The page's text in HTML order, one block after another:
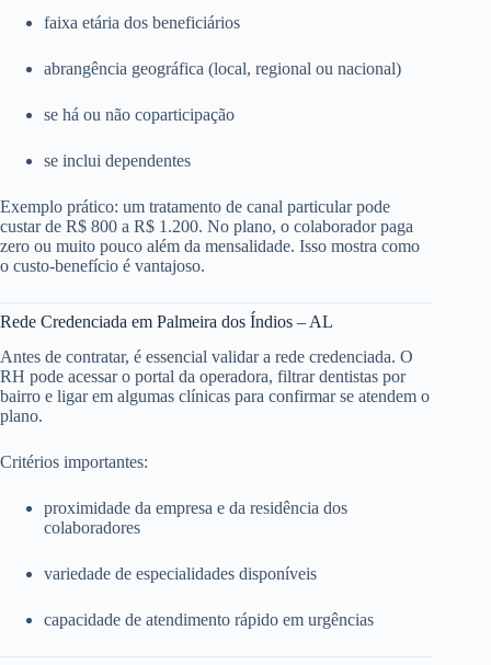
faixa etária dos beneficiários
abrangência geográfica (local, regional ou nacional)
se há ou não coparticipação
se inclui dependentes
Exemplo prático: um tratamento de canal particular pode
custar de R$ 800 a R$ 1.200. No plano, o colaborador paga
zero ou muito pouco além da mensalidade. Isso mostra como
o custo-benefício é vantajoso.
Rede Credenciada em Palmeira dos Índios – AL
Antes de contratar, é essencial validar a rede credenciada. O
RH pode acessar o portal da operadora, filtrar dentistas por
bairro e ligar em algumas clínicas para confirmar se atendem o
plano.
Critérios importantes:
proximidade da empresa e da residência dos
colaboradores
variedade de especialidades disponíveis
capacidade de atendimento rápido em urgências